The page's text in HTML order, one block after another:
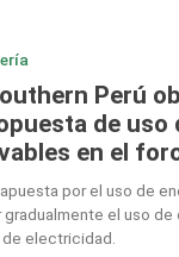
Perú
de uso
en el
por el uso de
el uso
electricidad.